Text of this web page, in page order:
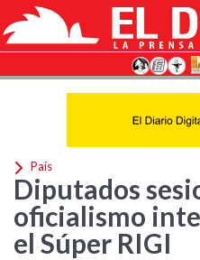
País
Diputados
oficialismo
el Súper RIGI